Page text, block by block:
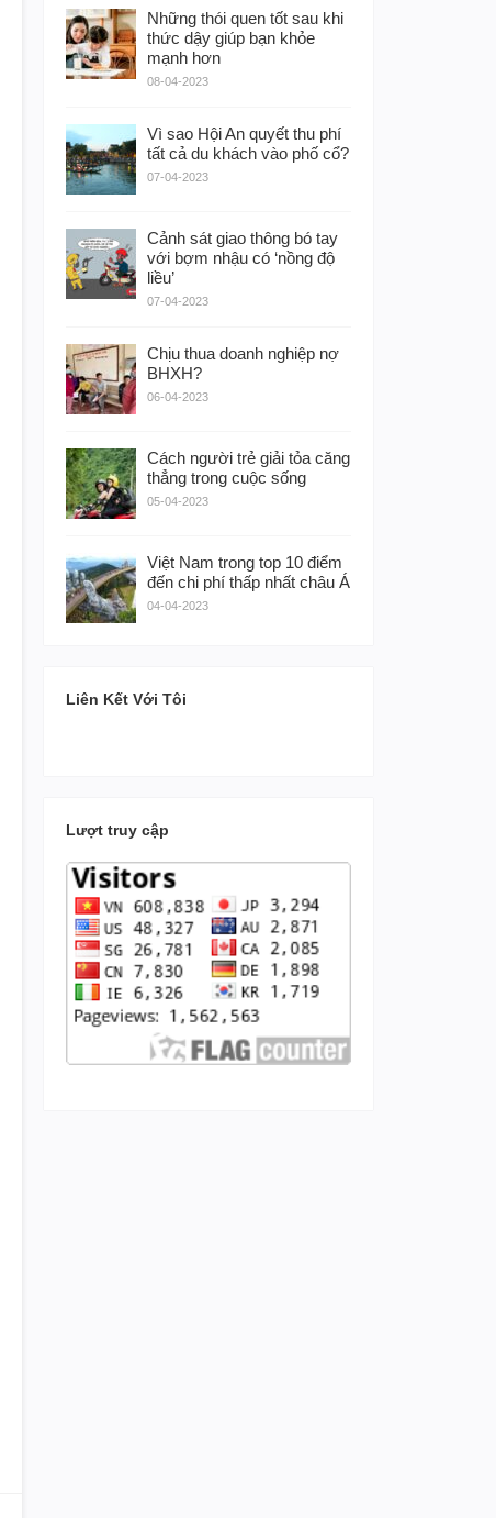
Những thói quen tốt sau khi
thức dậy giúp bạn khỏe
mạnh hơn
08-04-2023
Vì sao Hội An quyết thu phí
tất cả du khách vào phố cổ?
07-04-2023
Cảnh sát giao thông bó tay
với bợm nhậu có ‘nồng độ
liều’
07-04-2023
Chịu thua doanh nghiệp nợ
BHXH?
06-04-2023
Cách người trẻ giải tỏa căng
thẳng trong cuộc sống
05-04-2023
Việt Nam trong top 10 điểm
đến chi phí thấp nhất châu Á
04-04-2023
Liên Kết Với Tôi
Lượt truy cập